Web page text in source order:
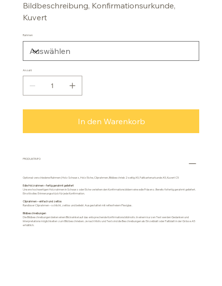
Bildbeschreibung, Konfirmationsurkunde,
Kuvert
Rahmen
Anzahl
In den Warenkorb
PRODUKTINFO
Optional: verschiedene Rahmen (Holz Schwarz, Holz Eiche, Cliprahmen, Bildbeschrieb 2-seitig A5, Faltkartenurkunde A5, Kuvert C5
Edle Holzrahmen – fertig gerahmt geliefert
Unsere hochwertigen Holzrahmen in Schwarz oder Eiche verleihen den Konfirmationsbildern eine edle Präsenz. Bereits fixfertig gerahmt geliefert.
Ein stilvolles Erinnerungsstück für jede Konfirmation.
Cliprahmen – einfach und zeitlos
Randloser Cliprahmen – schlicht, zeitlos und beliebt. Ausgestattet mit reflexfreiem Plexiglas.
Bildbeschreibungen
Die Bildbeschreibungen bieten einen Blickwinkel auf das entsprechende Konfirmationsbildmotiv. In einem kurzen Text werden Gedanken und
Interpretationsmöglichkeiten zum Bild beschrieben. Je nach Motiv und Text sind die Beschreibungen als Einzelblatt oder Faltblatt in der Grösse A5
erhältlich.